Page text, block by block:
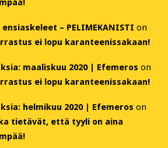
– PELIMEKANISTI on
ei lopu karanteenissakaan!
maaliskuu 2020 | Efemeros on
ei lopu karanteenissakaan!
helmikuu 2020 | Efemeros on
tietävät, että tyyli on aina